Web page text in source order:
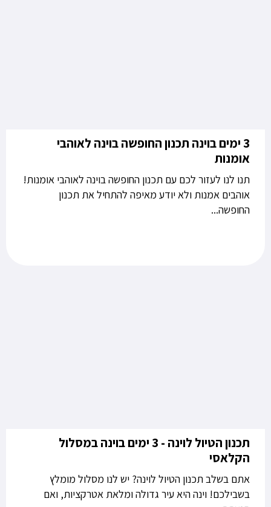
3 ימים בוינה תכנון החופשה בוינה לאוהבי
אומנות
תנו לנו לעזור לכם עם תכנון החופשה בוינה לאוהבי אומנות!
אוהבים אמנות ולא יודע מאיפה להתחיל את תכנון
החופשה...
תכנון הטיול לוינה - 3 ימים בוינה במסלול
הקלאסי
אתם בשלב תכנון הטיול לוינה? יש לנו מסלול מומלץ
בשבילכם! וינה היא עיר גדולה ומלאת אטרקציות, ואם